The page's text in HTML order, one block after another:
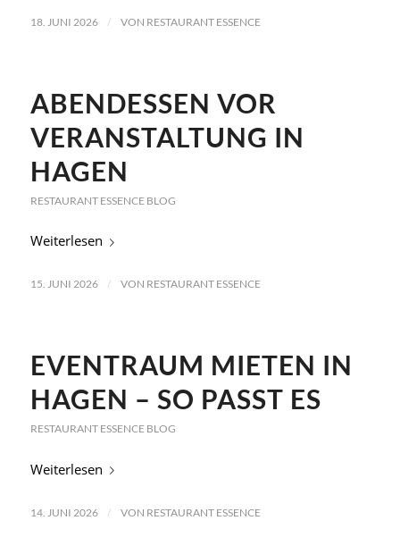
18. JUNI 2026 / VON RESTAURANT ESSENCE
ABENDESSEN VOR
VERANSTALTUNG IN
HAGEN
RESTAURANT ESSENCE BLOG
Weiterlesen
15. JUNI 2026 / VON RESTAURANT ESSENCE
EVENTRAUM MIETEN IN
HAGEN – SO PASST ES
RESTAURANT ESSENCE BLOG
Weiterlesen
14. JUNI 2026 / VON RESTAURANT ESSENCE